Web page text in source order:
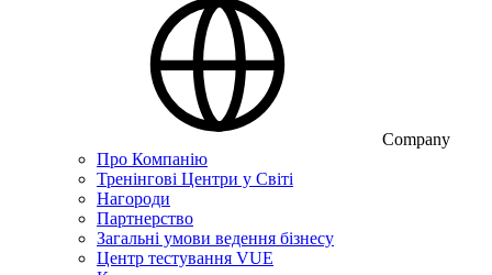
Company
Про Компанію
Тренінгові Центри у Світі
Нагороди
Партнерство
Загальні умови ведення бізнесу
Центр тестування VUE